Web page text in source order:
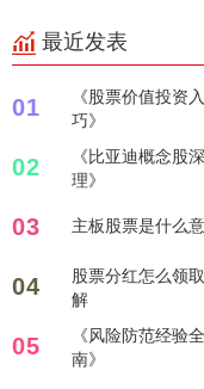
最近发表
01
《股票价值投资
巧》
02
《比亚迪概念股
理》
03 主板股票是什么
04
股票分红怎么领
解
05
《风险防范经验
南》